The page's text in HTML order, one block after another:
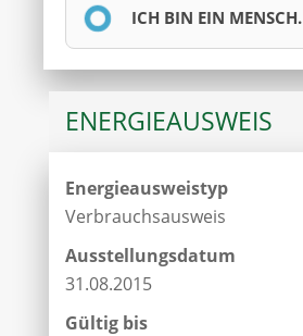
ICH BIN EIN MENSCH.
ENERGIEAUSWEIS
Energieausweistyp
Verbrauchs­ausweis
Ausstellungsdatum
31.08.2015
Gültig bis